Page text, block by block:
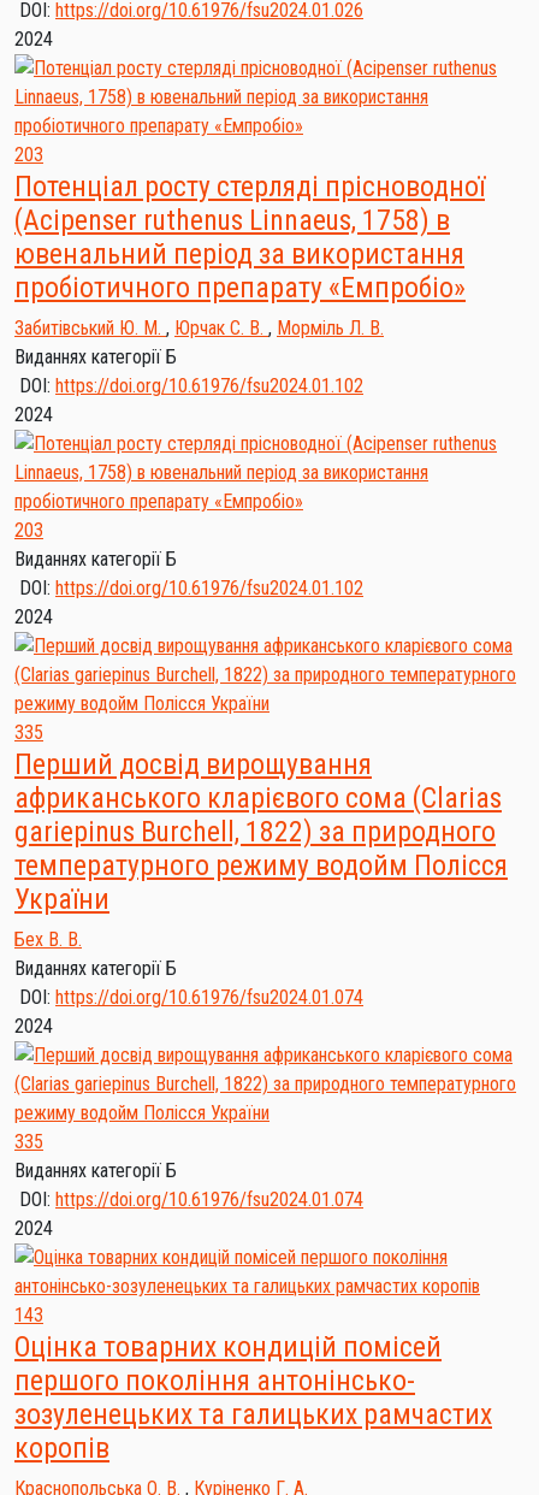
DOI: https://doi.org/10.61976/fsu2024.01.026
2024
203
Потенціал росту стерляді прісноводної
(Acipenser ruthenus Linnaeus, 1758) в
ювенальний період за використання
пробіотичного препарату «Емпробіо»
Забитівський Ю. М. , Юрчак С. В. , Морміль Л. В.
Виданнях категорії Б
DOI: https://doi.org/10.61976/fsu2024.01.102
2024
203
Виданнях категорії Б
DOI: https://doi.org/10.61976/fsu2024.01.102
2024
335
Перший досвід вирощування
африканського кларієвого сома (Clarias
gariepinus Burchell, 1822) за природного
температурного режиму водойм Полісся
України
Бех В. В.
Виданнях категорії Б
DOI: https://doi.org/10.61976/fsu2024.01.074
2024
335
Виданнях категорії Б
DOI: https://doi.org/10.61976/fsu2024.01.074
2024
143
Оцінка товарних кондицій помісей
першого покоління антонінсько-
зозуленецьких та галицьких рамчастих
коропів
Краснопольська О. В. , Куріненко Г. А.